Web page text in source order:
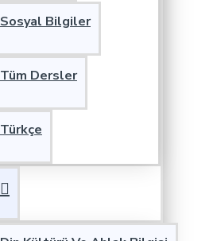
Sosyal Bilgiler
Tüm Dersler
Türkçe